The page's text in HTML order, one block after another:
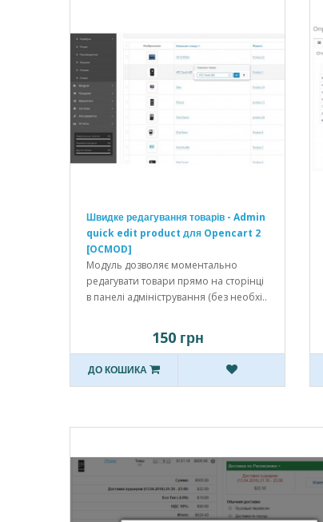
Швидке редагування товарів - Admin
quick edit product для Opencart 2
[OCMOD]
Модуль дозволяє моментально
редагувати товари прямо на сторінці
в панелі адміністрування (без необхі..
150 грн
ДО КОШИКА